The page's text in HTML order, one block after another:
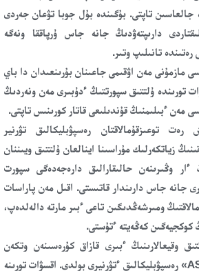
جالعاسىن تاپتى. بۇگىندە بۇل جوبا تۋعان جەردى
دارىپتەۋدىڭ جانە جاس ۇرپاققا ونەگە
تانىلىپ وتىر.
مازمۇنى مەن اۋقىمى جاعىنان بۇرىنعىدان دا باي
تورىندە ۇلتتىق سپورتتىڭ ءدۇبىرى مەن ونەردىڭ
مەن ءبىلىمنىڭ قۇندىلىعى قاتار كورىنىس تاپتى.
رەت توعىزقۇمالاقتان رەسپۋبليكالىق تۋرنير
زياتكەرلىك مۇراسىنا اينالعان ۇلتتىق ويىننان
ءار وڭىرىنەن حالىقارالىق دارەجەدەگى سپورت
جانە جاس دارىندار قاتىستى. اقىل مەن پاراسات
ومىرشەڭدىگىن تاعى ءبىر مارتە دالەلدەپ،
كوكجيەگىن كەڭەيتە ءتۇستى.
وقيعالارىنىڭ ءبىرى قازاق كۇرەسىنەن وتكەن
«ASSYL ARLAN – 2026» رەسپۋبليكالىق ءتۋرنيرى بولدى. اقسۋات تورىنە